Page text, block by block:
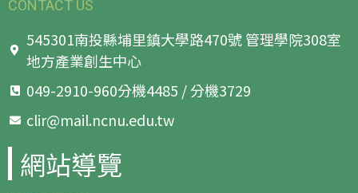
CONTACT US
545301南投縣埔里鎮大學路470號 管理學院308室
地方產業創生中心
049-2910-960分機4485 / 分機3729
clir@mail.ncnu.edu.tw
網站導覽